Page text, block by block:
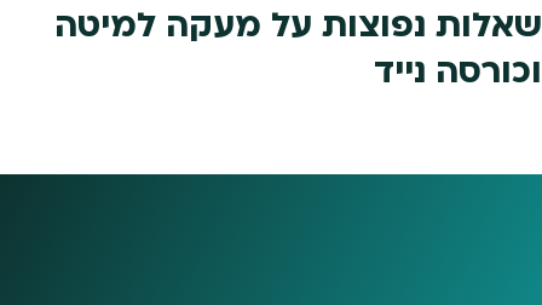
שאלות נפוצות על מעקה למיטה
וכורסה נייד